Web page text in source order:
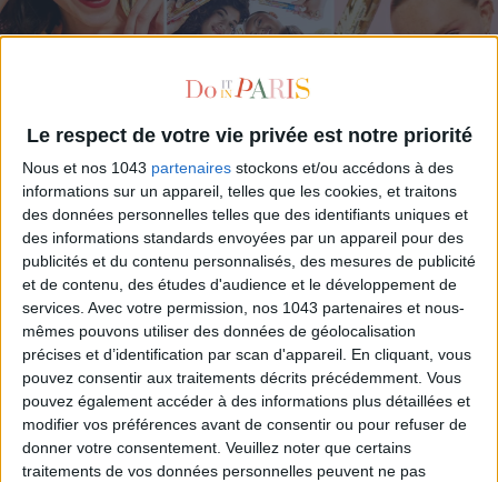
Le respect de votre vie privée est notre priorité
Nous et nos 1043 partenaires stockons et/ou accédons à des
informations sur un appareil, telles que les cookies, et traitons
des données personnelles telles que des identifiants uniques et
des informations standards envoyées par un appareil pour des
publicités et du contenu personnalisés, des mesures de publicité
et de contenu, des études d'audience et le développement de
services. Avec votre permission, nos 1043 partenaires et nous-
mêmes pouvons utiliser des données de géolocalisation
précises et d’identification par scan d'appareil. En cliquant, vous
pouvez consentir aux traitements décrits précédemment. Vous
pouvez également accéder à des informations plus détaillées et
modifier vos préférences avant de consentir ou pour refuser de
donner votre consentement. Veuillez noter que certains
traitements de vos données personnelles peuvent ne pas
ADOPT PARFUMS RÉVOLUTIONNE LA PARFUMERIE MADE IN FRANCE À PETIT PRIX
TOUT CE QUE VOUS DEVEZ FAIRE À PARIS EN AOÛT